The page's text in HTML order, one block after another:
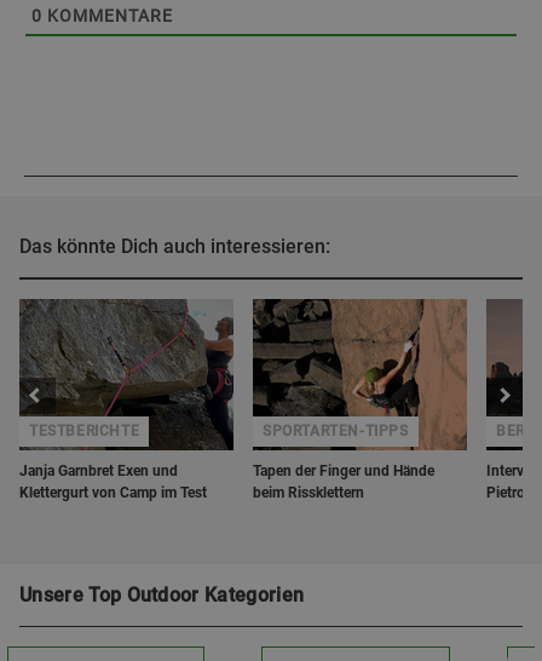
0 KOMMENTARE
Das könnte Dich auch interessieren:
Janja Garnbret Exen und
Klettergurt von Camp im Test
TESTBERICHTE
Tapen der Finger und Hände
beim Rissklettern
SPORTARTEN-TIPPS
Pietron
Unsere Top Outdoor Kategorien